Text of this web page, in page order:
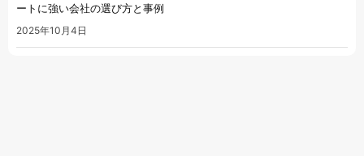
ートに強い会社の選び方と事例
2025年10月4日